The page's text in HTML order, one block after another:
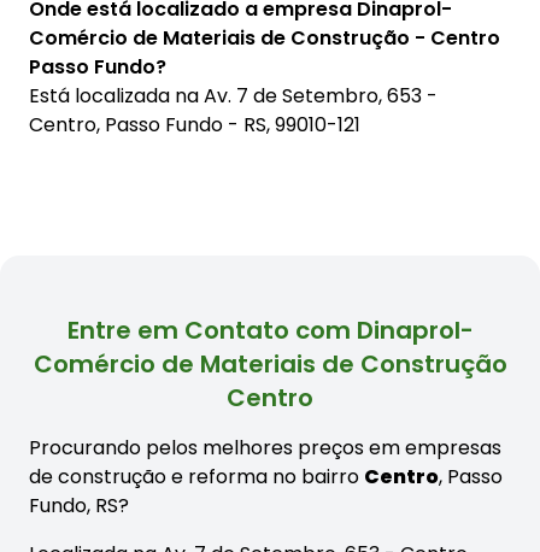
Onde está localizado a empresa Dinaprol-
Comércio de Materiais de Construção - Centro
Passo Fundo?
Está localizada naAv. 7 de Setembro, 653 -
Centro, Passo Fundo - RS, 99010-121
Entre em Contato com Dinaprol-
Comércio de Materiais de Construção
Centro
Procurando pelos melhores preços em empresas
de construção e reforma no bairro Centro, Passo
Fundo, RS?